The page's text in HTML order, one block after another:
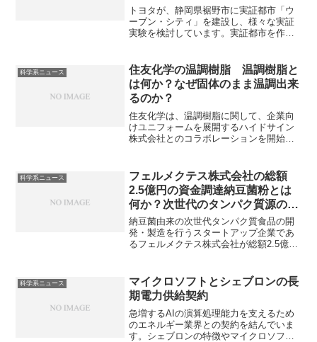
か？
トヨタが、静岡県裾野市に実証都市「ウ
ーブン・シティ」を建設し、様々な実証
実験を検討しています。実証都市を作る
を行おうとしています。どのような実証
実験を行うのかを知ることができます。
科学系ニュース
住友化学の温調樹脂 温調樹脂と
は何か？なぜ固体のまま温調出来
るのか？
住友化学は、温調樹脂に関して、企業向
けユニフォームを展開するハイドサイン
株式会社とのコラボレーションを開始す
とで、衣類の温度調節などの目的で利用
されます。なぜ、固体のまま温調が可能
なのか、どのような物質が使用されるの
かを知ることができます。
科学系ニュース
フェルメクテス株式会社の総額
2.5億円の資金調達納豆菌粉とは
何か？次世代のタンパク質源の課
題は何か？
納豆菌由来の次世代タンパク質食品の開
発・製造を行うスタートアップ企業であ
るフェルメクテス株式会社が総額2.5億円
を乾燥させて粉末にしたものを次世代の
タンパク質源として社会に広め、食糧問
題の解決や持続可能な食文化の実現に貢
献することを目指しています。納豆菌粉
とは何か、課題は何かを知ることができ
ます。
科学系ニュース
マイクロソフトとシェブロンの長
期電力供給契約
急増するAIの演算処理能力を支えるため
のエネルギー業界との契約を結んでいま
す。シェブロンの特徴やマイクロソフト